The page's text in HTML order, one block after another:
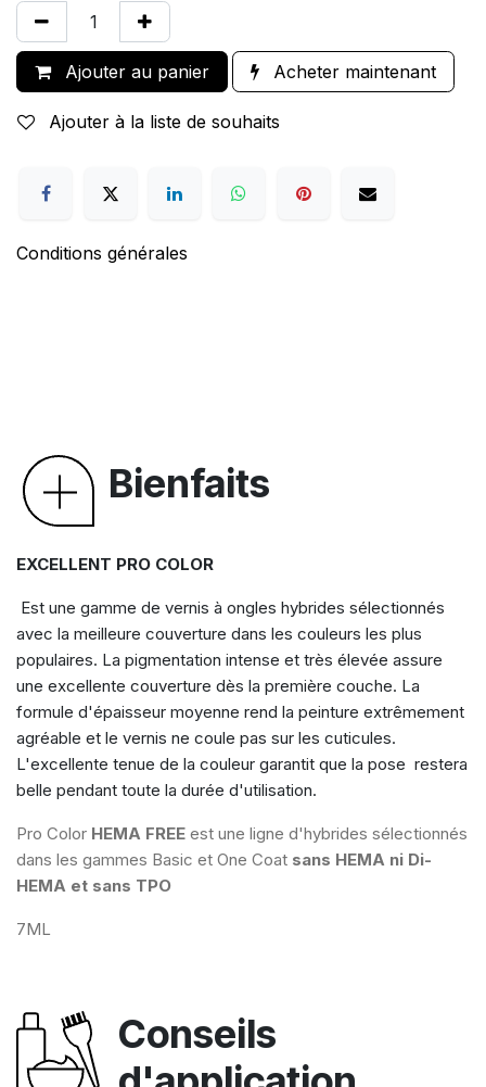
Ajouter au panier Acheter maintenant
Ajouter à la liste de souhaits
Conditions générales
Bienfaits
EXCELLENT PRO COLOR
Est une gamme de vernis à ongles hybrides sélectionnés
avec la meilleure couverture dans les couleurs les plus
populaires. La pigmentation intense et très élevée assure
une excellente couverture dès la première couche. La
formule d'épaisseur moyenne rend la peinture extrêmement
agréable et le vernis ne coule pas sur les cuticules.
L'excellente tenue de la couleur garantit que la pose restera
belle pendant toute la durée d'utilisation.
Pro Color HEMA FREE est une ligne d'hybrides sélectionnés
dans les gammes Basic et One Coat sans HEMA ni Di-
HEMA et sans TPO
7ML
Conseils